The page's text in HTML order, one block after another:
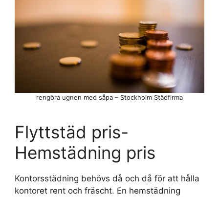
rengöra ugnen med såpa – Stockholm Städfirma
Flyttstäd pris-
Hemstädning pris
Kontorsstädning behövs då och då för att hålla
kontoret rent och fräscht. En hemstädning